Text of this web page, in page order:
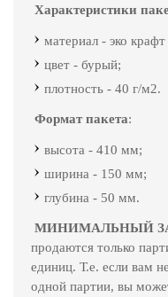
Характеристики
материал - эко крафт
цвет - бурый;
плотность - 40 г/м2.
Формат пакета:
высота - 410 мм;
ширина - 150 мм;
глубина - 50 мм.
МИНИМАЛЬНЫЙ
продаются только
единиц. Т.е. если вам
одной партии, вы